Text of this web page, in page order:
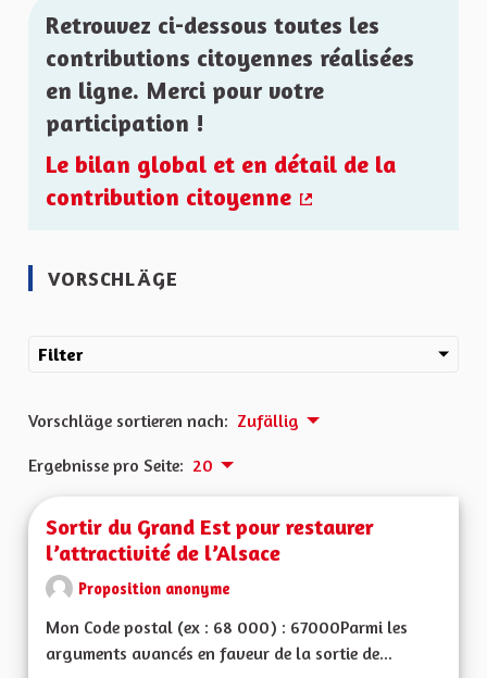
Retrouvez ci-dessous toutes les
contributions citoyennes réalisées
en ligne. Merci pour votre
participation !
Le bilan global et en détail de la
contribution citoyenne
VORSCHLÄGE
Filter
Vorschläge sortieren nach: Zufällig
Ergebnisse pro Seite: 20
Sortir du Grand Est pour restaurer
l’attractivité de l’Alsace
Proposition anonyme
Mon Code postal (ex : 68 000) : 67000Parmi les
arguments avancés en faveur de la sortie de...